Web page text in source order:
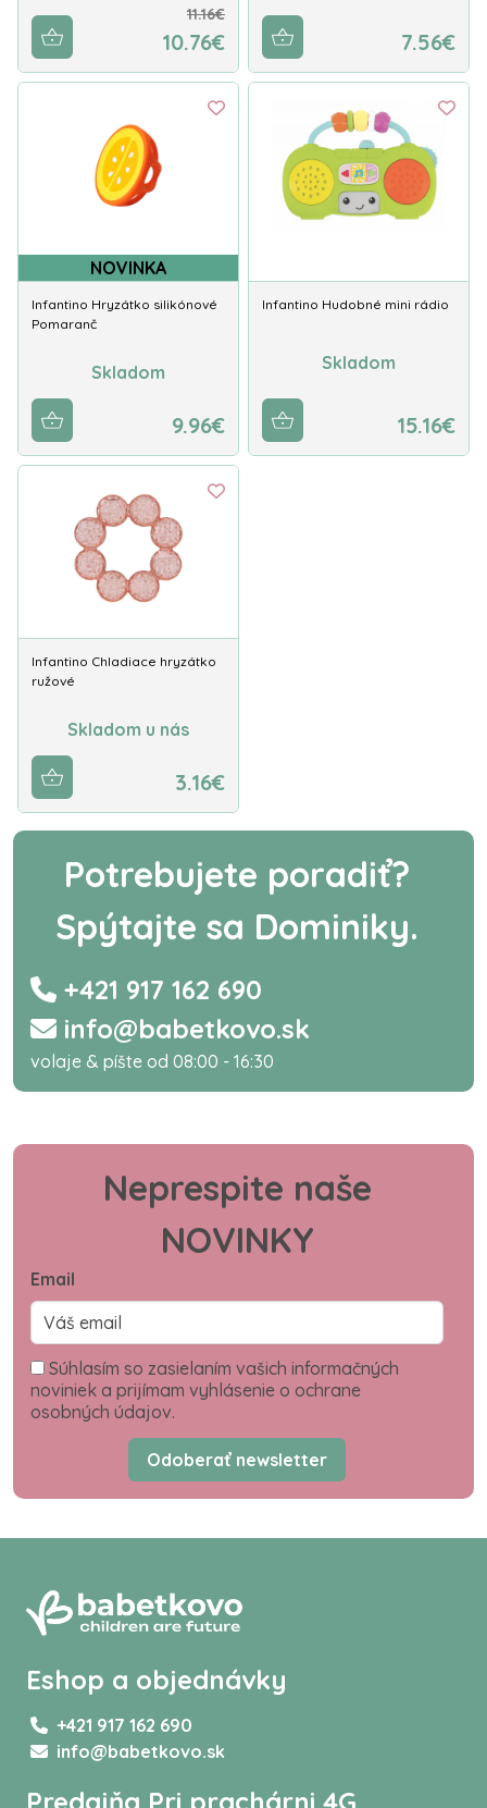
11.16€
10.76€ 7.56€
NOVINKA
Infantino Hryzátko silikónové
Pomaranč
Skladom
9.96€
Infantino Hudobné mini rádio
Skladom
15.16€
Infantino Chladiace hryzátko
ružové
Skladom u nás
3.16€
Potrebujete poradiť?
Spýtajte sa Dominiky.
+421 917 162 690
info@babetkovo.sk
volaje & píšte od 08:00 - 16:30
Neprespite naše
NOVINKY
Email
Súhlasím so zasielaním vašich informačných
noviniek a prijímam vyhlásenie o ochrane
osobných údajov.
Odoberať newsletter
Eshop a objednávky
+421 917 162 690
info@babetkovo.sk
Predajňa Pri prachárni 4G